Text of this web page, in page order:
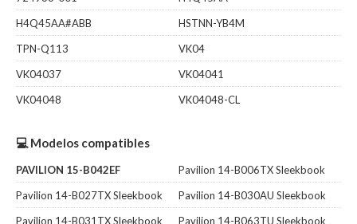
H4Q45AA#ABB
HSTNN-YB4M
TPN-Q113
VK04
VK04037
VK04041
VK04048
VK04048-CL
💻 Modelos compatibles
PAVILION 15-B042EF
Pavilion 14-B006TX Sleekbook
Pavilion 14-B027TX Sleekbook
Pavilion 14-B030AU Sleekbook
Pavilion 14-B031TX Sleekbook
Pavilion 14-B063TU Sleekbook